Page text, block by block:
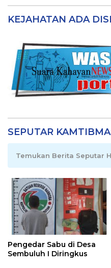
KEJAHATAN ADA
SEPUTAR
Temukan Berita Seputar
Pengedar Sabu di Desa
Sembuluh I Diringkus